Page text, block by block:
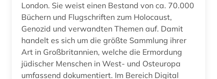
London. Sie weist einen Bestand von ca. 70.000
Büchern und Flugschriften zum Holocaust,
Genozid und verwandten Themen auf. Damit
handelt es sich um die größte Sammlung ihrer
Art in Großbritannien, welche die Ermordung
jüdischer Menschen in West- und Osteuropa
umfassend dokumentiert. Im Bereich Digital